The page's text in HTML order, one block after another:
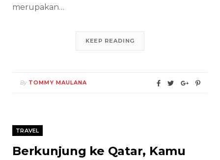
merupakan…
KEEP READING
By TOMMY MAULANA
TRAVEL
Berkunjung ke Qatar, Kamu